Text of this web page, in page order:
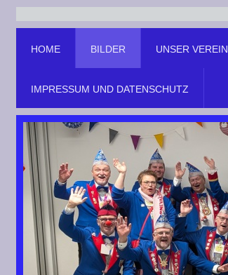
HOME BILDER UNSER VEREIN
IMPRESSUM UND DATENSCHUTZ